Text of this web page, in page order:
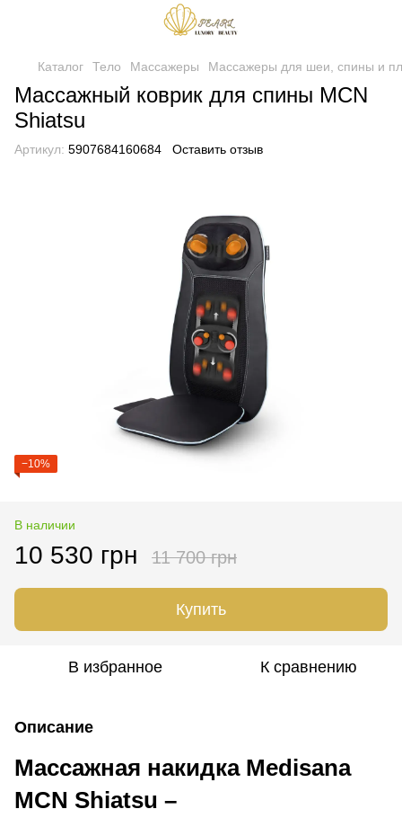
Каталог Тело Массажеры Массажеры для шеи, спины и
Массажный коврик для спины MCN
Shiatsu
Артикул: 5907684160684 Оставить отзыв
−10%
В наличии
10 530 грн 11 700 грн
Купить
В избранное К сравнению
Описание
Массажная накидка Medisana
MCN Shiatsu –